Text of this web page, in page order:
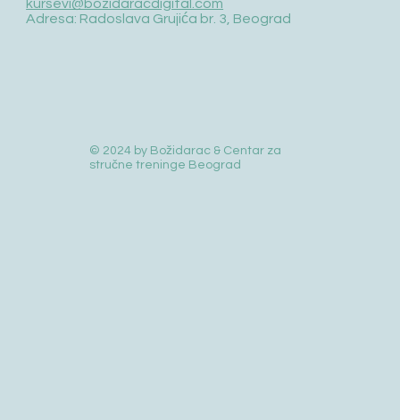
© 2024 by Božidarac & Centar za
stručne treninge Beograd
kursevi@bozidaracdigital.com
Adresa: Radoslava Grujića br. 3, Beograd